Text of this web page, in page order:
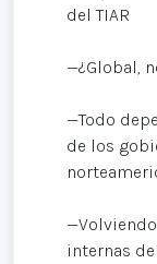
del TIAR
—¿Global,
—Todo
de los
internas